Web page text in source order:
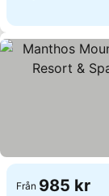
Från 985 kr